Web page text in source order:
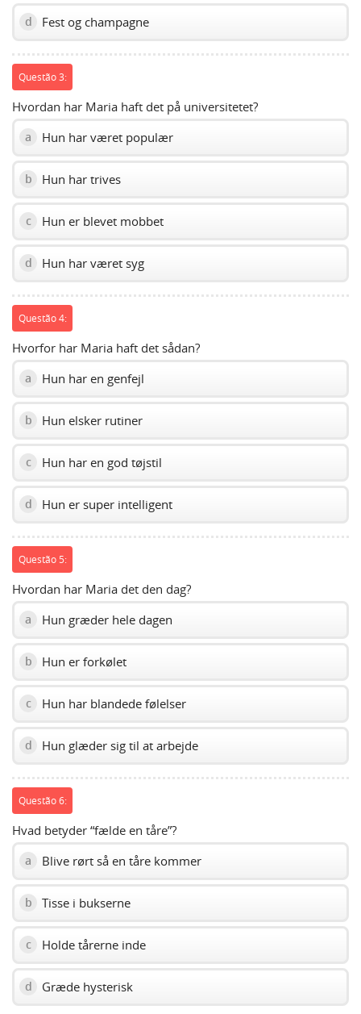
d Fest og champagne
Questão 3:
Hvordan har Maria haft det på universitetet?
a Hun har været populær
b Hun har trives
c Hun er blevet mobbet
d Hun har været syg
Questão 4:
Hvorfor har Maria haft det sådan?
a Hun har en genfejl
b Hun elsker rutiner
c Hun har en god tøjstil
d Hun er super intelligent
Questão 5:
Hvordan har Maria det den dag?
a Hun græder hele dagen
b Hun er forkølet
c Hun har blandede følelser
d Hun glæder sig til at arbejde
Questão 6:
Hvad betyder “fælde en tåre”?
a Blive rørt så en tåre kommer
b Tisse i bukserne
c Holde tårerne inde
d Græde hysterisk